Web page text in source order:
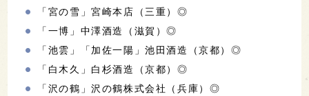
「宮の雪」宮崎本店（三重）◎
「一博」中澤酒造（滋賀）◎
「池雲」「加佐一陽」池田酒造（京都）◎
「白木久」白杉酒造（京都）◎
「沢の鶴」沢の鶴株式会社（兵庫）◎